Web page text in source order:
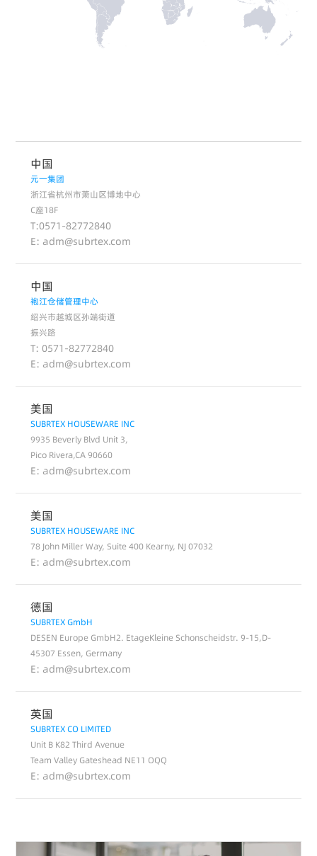
中国
元一集团
浙江省杭州市萧山区博地中心
C座18F
T:0571-82772840
E: adm@subrtex.com
中国
袍江仓储管理中心
绍兴市越城区孙端街道
振兴路
T: 0571-82772840
E: adm@subrtex.com
美国
SUBRTEX HOUSEWARE INC
9935 Beverly Blvd Unit 3,
Pico Rivera,CA 90660
E: adm@subrtex.com
美国
SUBRTEX HOUSEWARE INC
78 John Miller Way, Suite 400 Kearny, NJ 07032
E: adm@subrtex.com
德国
SUBRTEX GmbH
DESEN Europe GmbH2. EtageKleine Schonscheidstr. 9-15,D-
45307 Essen, Germany
E: adm@subrtex.com
英国
SUBRTEX CO LIMITED
Unit B K82 Third Avenue
Team Valley Gateshead NE11 OQQ
E: adm@subrtex.com